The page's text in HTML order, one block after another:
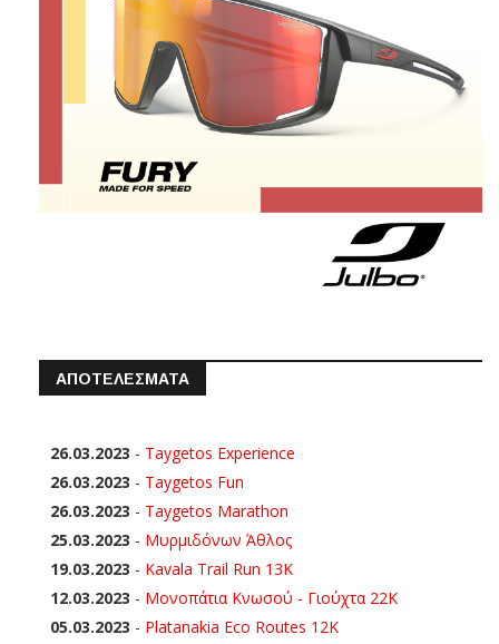
ΑΠΟΤΕΛΕΣΜΑΤΑ
26.03.2023 - Taygetos Experience
26.03.2023 - Taygetos Fun
26.03.2023 - Taygetos Marathon
25.03.2023 - Μυρμιδόνων Άθλος
19.03.2023 - Kavala Trail Run 13K
12.03.2023 - Μονοπάτια Κνωσού - Γιούχτα 22Κ
05.03.2023 - Platanakia Eco Routes 12K